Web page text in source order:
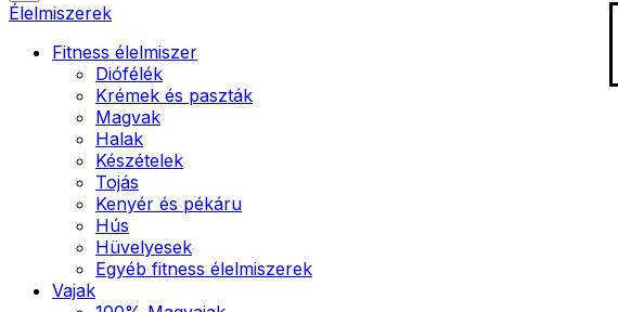
Élelmiszerek
Fitness élelmiszer
Diófélék
Krémek és paszták
Magvak
Halak
Készételek
Tojás
Kenyér és pékáru
Hús
Hüvelyesek
Egyéb fitness élelmiszerek
Vajak